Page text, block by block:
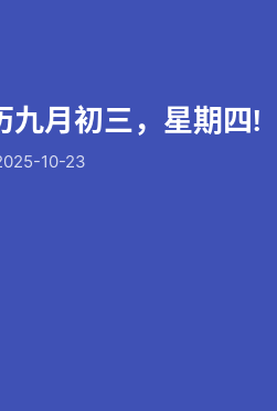
九月初三，星期四!
10-23